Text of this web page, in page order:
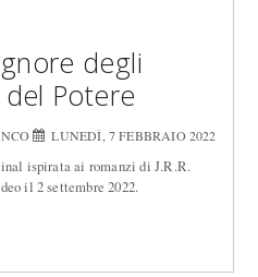
degli
Potere
LUNEDÌ, 7 FEBBRAIO 2022
ispirata ai romanzi di J.R.R.
il 2 settembre 2022.